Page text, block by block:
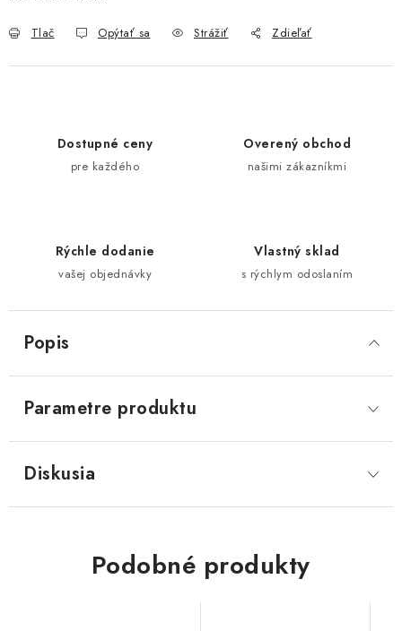
Tlač Opýtať sa Strážiť Zdieľať
Dostupné ceny
pre každého
Overený obchod
našimi zákazníkmi
Rýchle dodanie
vašej objednávky
Vlastný sklad
s rýchlym odoslaním
Popis
Parametre produktu
Diskusia
Podobné produkty